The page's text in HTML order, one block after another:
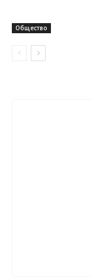
Общество